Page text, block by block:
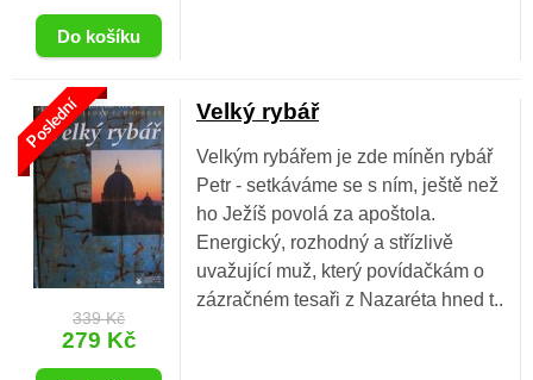
Poslední
339 Kč
279 Kč
Velký rybář
Velkým rybářem je zde míněn rybář
Petr - setkáváme se s ním, ještě než
ho Ježíš povolá za apoštola.
Energický, rozhodný a střízlivě
uvažující muž, který povídačkám o
zázračném tesaři z Nazaréta hned t..